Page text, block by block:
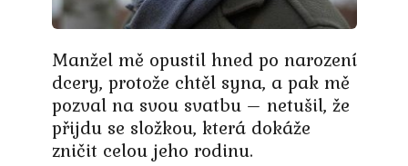
Manžel mě opustil hned po narození
dcery, protože chtěl syna, a pak mě
pozval na svou svatbu – netušil, že
přijdu se složkou, která dokáže
zničit celou jeho rodinu.